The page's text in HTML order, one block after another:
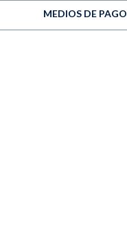
MEDIOS DE PAGO